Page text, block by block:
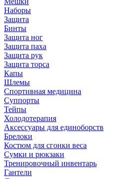
Наборы
Защита
Бинты
Защита ног
Защита паха
Защита рук
Защита торса
Капы
Шлемы
Спортивная медицина
Суппорты
Тейпы
Холодотерапия
Аксессуары для единоборств
Брелоки
Костюм для сгонки веса
Сумки и рюкзаки
Тренировочный инвентарь
Гантели